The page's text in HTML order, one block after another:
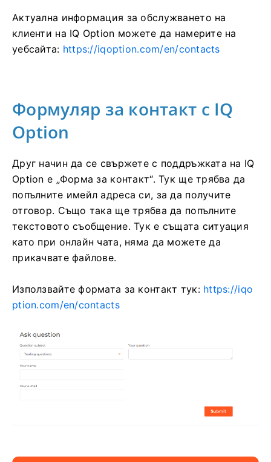
Актуална информация за обслужването на
клиенти на IQ Option можете да намерите на
уебсайта: https://iqoption.com/en/contacts
Формуляр за контакт с IQ
Option
Друг начин да се свържете с поддръжката на IQ
Option е „Форма за контакт“. Тук ще трябва да
попълните имейл адреса си, за да получите
отговор. Също така ще трябва да попълните
текстовото съобщение. Тук е същата ситуация
като при онлайн чата, няма да можете да
прикачвате файлове.
Използвайте формата за контакт тук: https://iqo
ption.com/en/contacts